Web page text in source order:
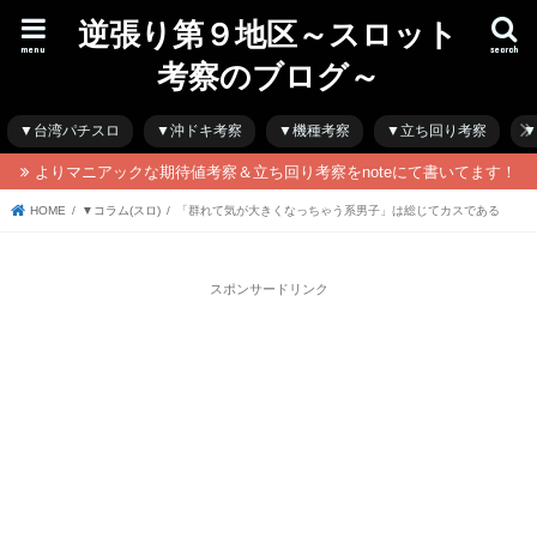
逆張り第９地区～スロット
考察のブログ～
search
menu
▼台湾パチスロ ▼沖ドキ考察 ▼機種考察 ▼立ち回り考察 ▼
よりマニアックな期待値考察＆立ち回り考察をnoteにて書いてます！
HOME ▼コラム(スロ) 「群れて気が大きくなっちゃう系男子」は総じてカスである
スポンサードリンク